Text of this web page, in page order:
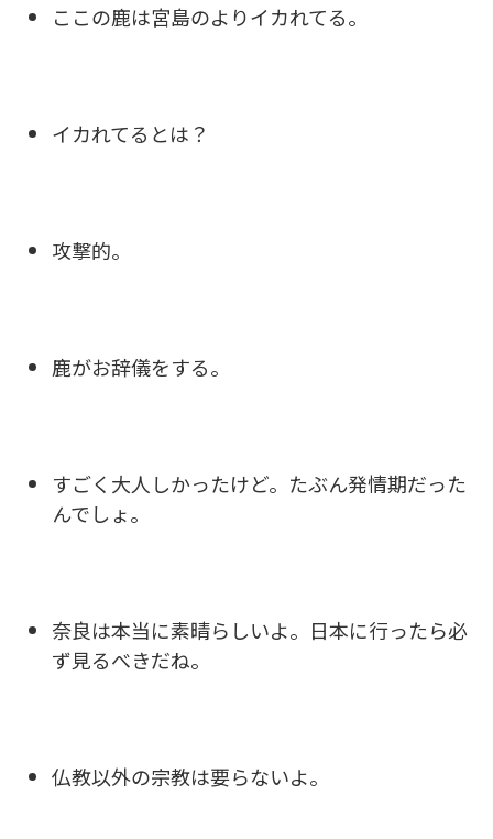
ここの鹿は宮島のよりイカれてる。
イカれてるとは？
攻撃的。
鹿がお辞儀をする。
すごく大人しかったけど。たぶん発情期だった
んでしょ。
奈良は本当に素晴らしいよ。日本に行ったら必
ず見るべきだね。
仏教以外の宗教は要らないよ。